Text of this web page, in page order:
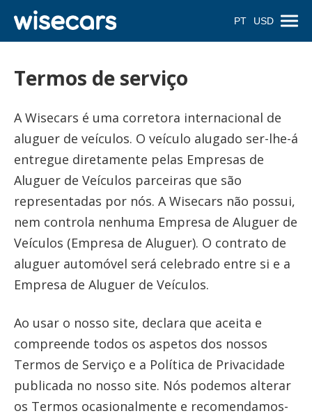
PT USD
Termos de serviço
A Wisecars é uma corretora internacional de
aluguer de veículos. O veículo alugado ser-lhe-á
entregue diretamente pelas Empresas de
Aluguer de Veículos parceiras que são
representadas por nós. A Wisecars não possui,
nem controla nenhuma Empresa de Aluguer de
Veículos (Empresa de Aluguer). O contrato de
aluguer automóvel será celebrado entre si e a
Empresa de Aluguer de Veículos.
Ao usar o nosso site, declara que aceita e
compreende todos os aspetos dos nossos
Termos de Serviço e a Política de Privacidade
publicada no nosso site. Nós podemos alterar
os Termos ocasionalmente e recomendamos-